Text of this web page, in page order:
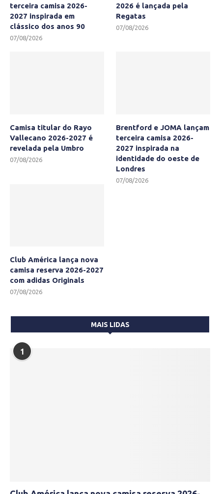
terceira camisa 2026-
2027 inspirada em
clássico dos anos 90
07/08/2026
2026 é lançada pela
Regatas
07/08/2026
Camisa titular do Rayo
Vallecano 2026-2027 é
revelada pela Umbro
07/08/2026
Brentford e JOMA lançam
terceira camisa 2026-
2027 inspirada na
identidade do oeste de
Londres
07/08/2026
Club América lança nova
camisa reserva 2026-2027
com adidas Originals
07/08/2026
MAIS LIDAS
1